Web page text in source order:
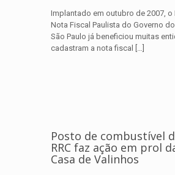
Implantado em outubro de 2007, o
Nota Fiscal Paulista do Governo
São Paulo já beneficiou muitas
cadastram a nota fiscal
[…]
Posto de combustível
RRC faz ação em prol
Casa de Valinhos